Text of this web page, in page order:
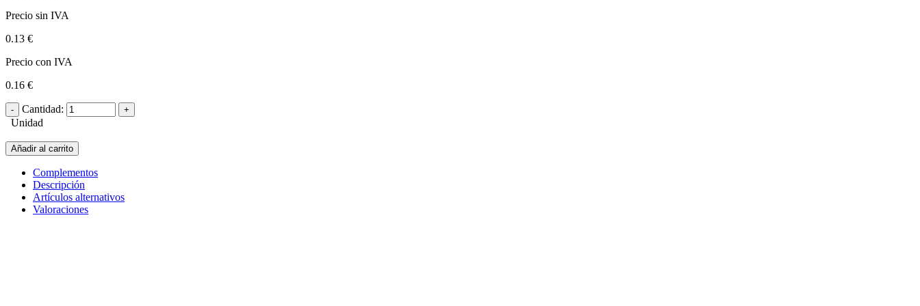
Precio sin IVA
0.13 €
Precio con IVA
0.16 €
Cantidad:
Unidad
Añadir al carrito
Complementos
Descripción
Artículos alternativos
Valoraciones